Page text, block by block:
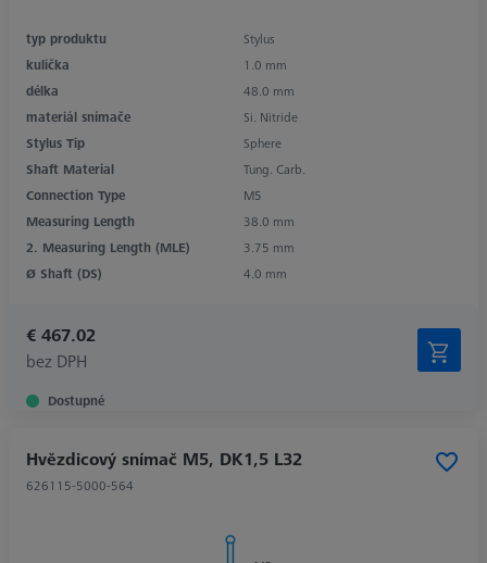
typ produktu
Stylus
kulička
1.0 mm
délka
48.0 mm
materiál snímače
Si. Nitride
Stylus Tip
Sphere
Shaft Material
Tung. Carb.
Connection Type
M5
Measuring Length
38.0 mm
2. Measuring Length (MLE)
3.75 mm
Ø Shaft (DS)
4.0 mm
€ 467.02
bez DPH
Dostupné
Hvězdicový snímač M5, DK1,5 L32
626115-5000-564